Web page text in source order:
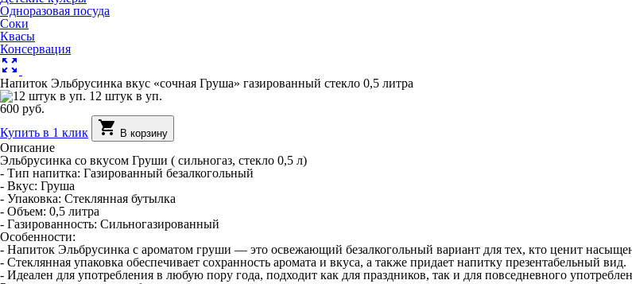
Одноразовая посуда
Соки
Квасы
Консервация
zoom_out_map
Напиток Эльбрусинка вкус «сочная Груша» газированный стекло 0,5 литра
12 штук в уп.
600 руб.
Купить в 1 клик
shopping_cart В корзину
Описание
Эльбрусинка со вкусом Груши ( сильногаз, стекло 0,5 л)
- Тип напитка: Газированный безалкогольный
- Вкус: Груша
- Упаковка: Стеклянная бутылка
- Объем: 0,5 литра
- Газированность: Сильногазированный
Особенности:
- Напиток Эльбрусинка с ароматом груши — это освежающий безалкогольный вариант для тех, кто ценит
- Стеклянная упаковка обеспечивает сохранность аромата и вкуса, а также придает напитку презентабельный вид.
- Идеален для употребления в любую пору года, подходит как для праздников, так и для повседневного